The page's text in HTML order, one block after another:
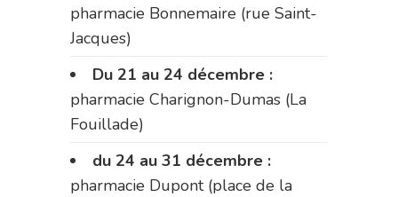
pharmacie Bonnemaire (rue Saint-
Jacques)
Du 21 au 24 décembre :
pharmacie Charignon-Dumas (La
Fouillade)
du 24 au 31 décembre :
pharmacie Dupont (place de la